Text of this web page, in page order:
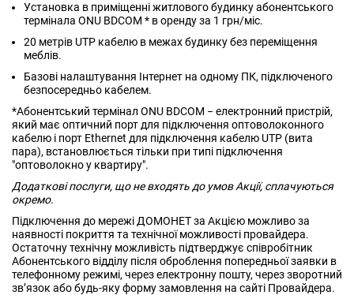
Установка в приміщенні житлового будинку абонентського
термінала ONU BDCOM * в оренду за 1 грн/міс.
20 метрів UTP кабелю в межах будинку без переміщення
меблів.
Базові налаштування Інтернет на одному ПК, підключеного
безпосередньо кабелем.
*Абонентський термінал ONU BDCOM − електронний пристрій,
який має оптичний порт для підключення оптоволоконного
кабелю і порт Ethernet для підключення кабелю UTP (вита
пара), встановлюється тільки при типі підключення
"оптоволокно у квартиру".
Додаткові послуги, що не входять до умов Акції, сплачуються
окремо.
Підключення до мережі ДОМОНЕТ за Акцією можливо за
наявності покриття та технічної можливості провайдера.
Остаточну технічну можливість підтверджує співробітник
Абонентського відділу після оброблення попередньої заявки в
телефонному режимі, через електронну пошту, через зворотний
зв’язок або будь-яку форму замовлення на сайті Провайдера.